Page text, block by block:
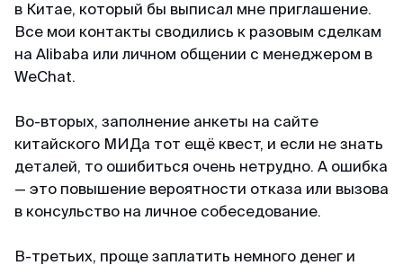
Отзыв с Telegram · 2024
Качественно и недорого
Огромное спасибо за оформление кеты.
двоих за 6000. Идеальное соотношение цены
и качества.
Всё ещё сомневаешься?
Читай отзывы в первоисточниках. Искренние
в Китае, который бы выписал мне приглашение.
Все мои контакты сводились к разовым сделкам
на Alibaba или личном общении с менеджером в
WeChat.
Во-вторых, заполнение анкеты на сайте
китайского МИДа тот ещё квест, и если не знать
деталей, то ошибиться очень нетрудно. А ошибка
— это повышение вероятности отказа или вызова
в консульство на личное собеседование.
В-третьих, проще заплатить немного денег и